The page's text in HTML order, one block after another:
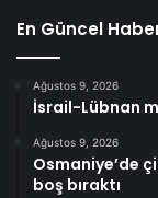
En Güncel
Ağustos 9, 2026
İsrail-Lübnan
Ağustos 9, 2026
Osmaniye’de
boş bıraktı